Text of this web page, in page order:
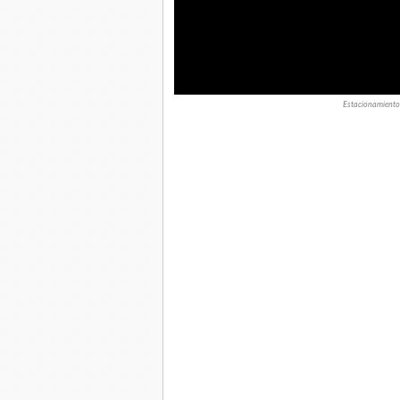
Estacionamiento